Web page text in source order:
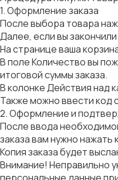
1. Оформление заказа
После выбора товара
Далее, если вы
На страницеваша
В полеКоличествовы
итоговой суммы заказа.
В колонкеДействиянад
Также можно ввести код
2. Оформление и
После ввода
заказа вам нужно нажать
Копия заказа будет
Внимание! Неправильно